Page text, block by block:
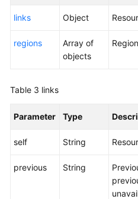
links Object
regions
Array of
objects
Table 3 links
Parameter Type
self String
previous String